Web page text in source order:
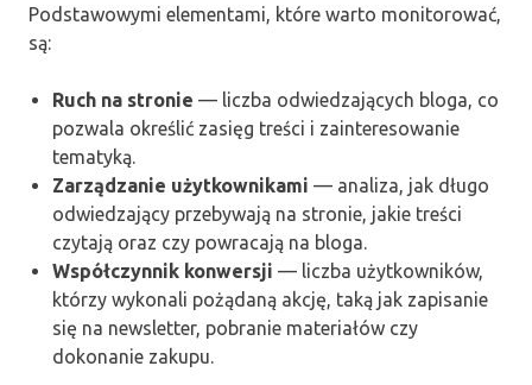
Podstawowymi elementami, które warto monitorować,
są:
Ruch na stronie — liczba odwiedzających bloga, co
pozwala określić zasięg treści i zainteresowanie
tematyką.
Zarządzanie użytkownikami — analiza, jak długo
odwiedzający przebywają na stronie, jakie treści
czytają oraz czy powracają na bloga.
Współczynnik konwersji — liczba użytkowników,
którzy wykonali pożądaną akcję, taką jak zapisanie
się na newsletter, pobranie materiałów czy
dokonanie zakupu.